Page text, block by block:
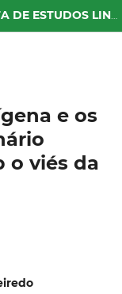
TRAÇOS DE LINGUAGEM - REVISTA DE ESTUDOS LINGUÍSTICOS
e os
o viés da